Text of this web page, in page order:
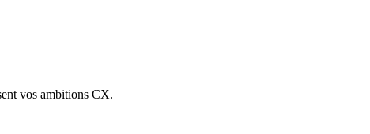
vos ambitions CX.